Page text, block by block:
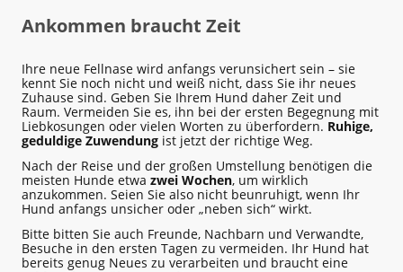
Ankommen braucht Zeit
Ihre neue Fellnase wird anfangs verunsichert sein – sie
kennt Sie noch nicht und weiß nicht, dass Sie ihr neues
Zuhause sind. Geben Sie Ihrem Hund daher Zeit und
Raum. Vermeiden Sie es, ihn bei der ersten Begegnung mit
Liebkosungen oder vielen Worten zu überfordern. Ruhige,
geduldige Zuwendung ist jetzt der richtige Weg.
Nach der Reise und der großen Umstellung benötigen die
meisten Hunde etwa zwei Wochen, um wirklich
anzukommen. Seien Sie also nicht beunruhigt, wenn Ihr
Hund anfangs unsicher oder „neben sich“ wirkt.
Bitte bitten Sie auch Freunde, Nachbarn und Verwandte,
Besuche in den ersten Tagen zu vermeiden. Ihr Hund hat
bereits genug Neues zu verarbeiten und braucht eine